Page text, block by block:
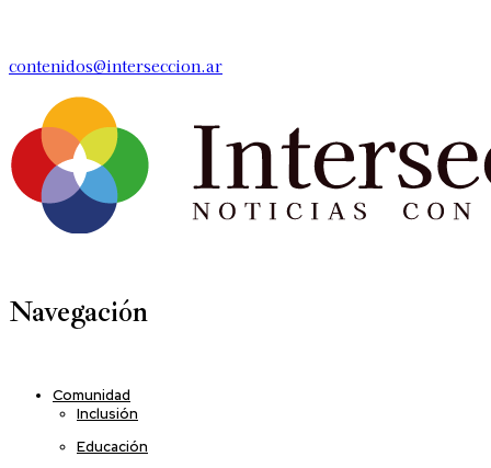
contenidos@interseccion.ar
Navegación
Comunidad
Inclusión
Educación